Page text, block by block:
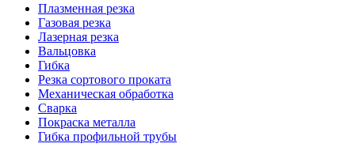
Плазменная резка
Газовая резка
Лазерная резка
Вальцовка
Гибка
Резка сортового проката
Механическая обработка
Сварка
Покраска металла
Гибка профильной трубы